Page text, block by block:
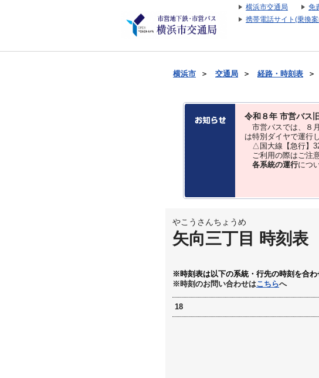
横浜市交通局 免
携帯電話サイト(乗換
横浜市 ＞ 交通局 ＞ 経路・時刻表 ＞
令和８年 市営バス
市営バスでは、８
は特別ダイヤで運⾏
△国大線【急行】
ご利用の際はご注意
各系統の運行につ
やこうさんちょうめ
矢向三丁目 時刻表
※時刻表は以下の系統・行先の時刻を合
※時刻のお問い合わせはこちらへ
18